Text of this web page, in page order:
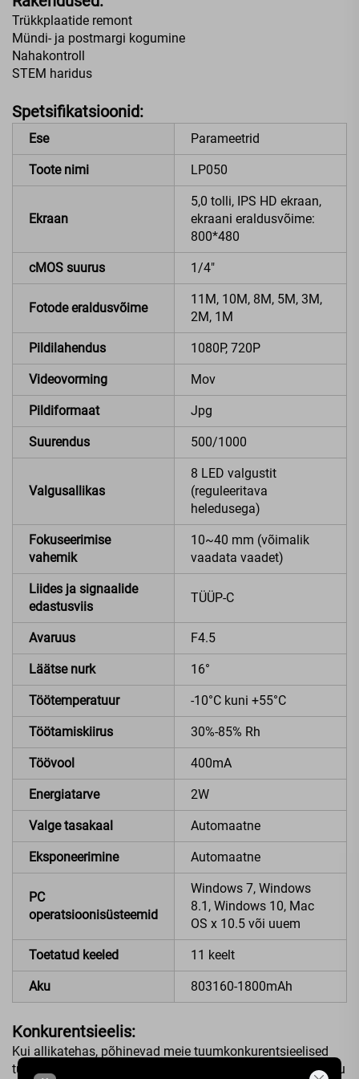
Trükkplaatide remont
Mündi- ja postmargi kogumine
Nahakontroll
STEM haridus
Spetsifikatsioonid:
Ese Parameetrid
Toote nimi LP050
Ekraan
5,0 tolli, IPS HD ekraan,
ekraani eraldusvõime:
800*480
cMOS suurus 1/4"
Fotode eraldusvõime
11M, 10M, 8M, 5M, 3M,
2M, 1M
Pildilahendus 1080P, 720P
Videovorming Mov
Pildiformaat Jpg
Suurendus 500/1000
Valgusallikas
8 LED valgustit
(reguleeritava
heledusega)
Fokuseerimise
vahemik
10~40 mm (võimalik
vaadata vaadet)
Liides ja signaalide
edastusviis
TÜÜP-C
Avaruus F4.5
Läätse nurk 16°
Töötemperatuur -10°C kuni +55°C
Töötamiskiirus 30%-85% Rh
Töövool 400mA
Energiatarve 2W
Valge tasakaal Automaatne
Eksponeerimine Automaatne
PC
operatsioonisüsteemid
Windows 7, Windows
8.1, Windows 10, Mac
OS x 10.5 või uuem
Toetatud keeled 11 keelt
Aku 803160-1800mAh
Konkurentsieelis:
Kui allikatehas, põhinevad meie tuumkonkurentsieelised
tugeval tootmisvõimekuses. Me kontrollime rangevalt kogu